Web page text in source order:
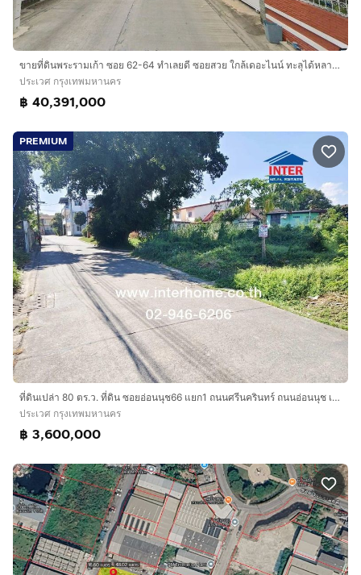
ขายที่ดินพระรามเก้า ซอย 62-64 ทำเลยดี ซอยสวย ใกล้เดอะไนน์ ทะลุได้หลายซอย ราคาดีมาก
ประเวศ กรุงเทพมหานคร
฿ 40,391,000
PREMIUM
ที่ดินเปล่า 80 ตร.ว. ที่ดิน ซอยอ่อนนุช66 แยก1 ถนนศรีนครินทร์ ถนนอ่อนนุช เขตประเวศ กรุงเทพมหานคร
ประเวศ กรุงเทพมหานคร
฿ 3,600,000